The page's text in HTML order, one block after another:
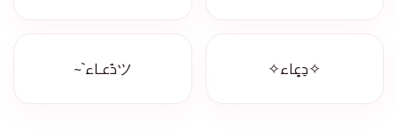
✧دِعٍاء✧ ツدُعـاء`~